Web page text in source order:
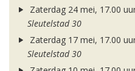
Zaterdag 24 mei, 17.00
Sleutelstad 30
Zaterdag 17 mei, 17.00
Sleutelstad 30